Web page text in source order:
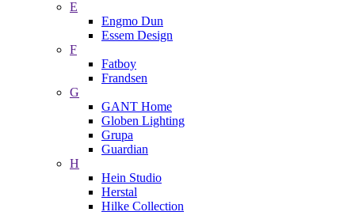
E
Engmo Dun
Essem Design
F
Fatboy
Frandsen
G
GANT Home
Globen Lighting
Grupa
Guardian
H
Hein Studio
Herstal
Hilke Collection